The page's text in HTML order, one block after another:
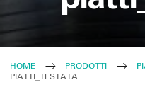
HOME PRODOTTI
PIATTI_TESTATA